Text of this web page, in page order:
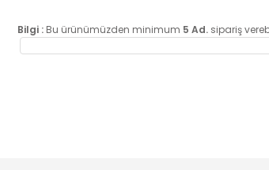
Bilgi : Bu ürünümüzden minimum 5 Ad. sipariş